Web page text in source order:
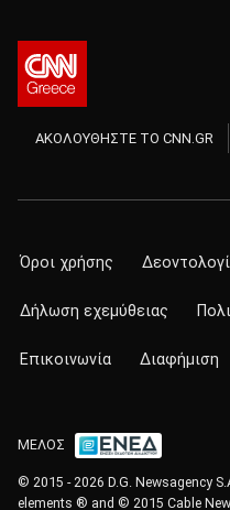
ΑΚΟΛΟΥΘΗΣΤΕ ΤΟ CNN.GR
Όροι χρήσης
Δήλωση εχεμύθειας
Επικοινωνία Διαφήμιση
ΜΕΛΟΣ
© 2015 - 2026 D.G. Newsagency
elements ® and © 2015 Cable